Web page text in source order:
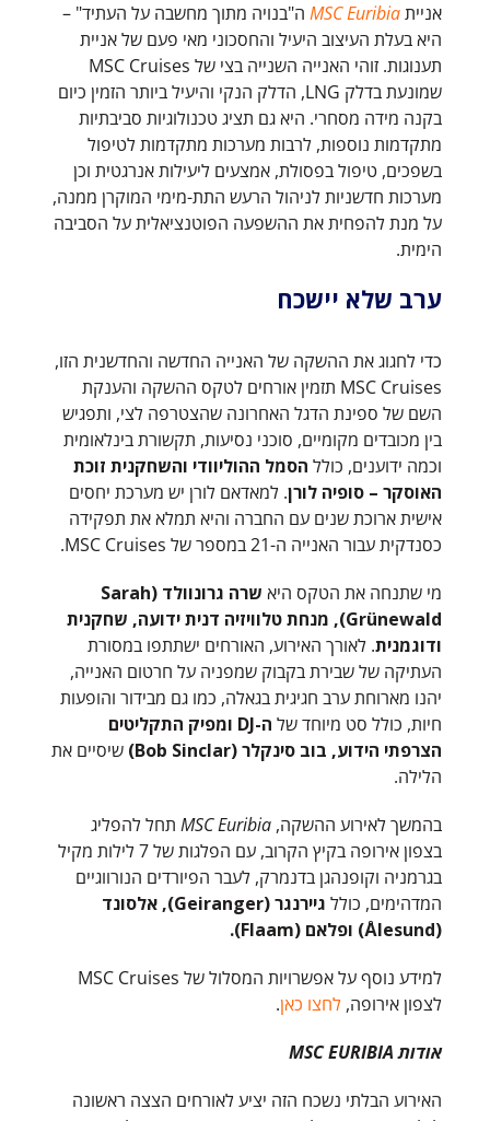
אנייתMSC Euribia ה"בנויה מתוך מחשבה על העתיד" –
היא בעלת העיצוב היעיל והחסכוני מאי פעם של אניית
תענוגות. זוהי האנייה השנייה בצי של MSC Cruises
שמונעת בדלק LNG, הדלק הנקי והיעיל ביותר הזמין כיום
בקנה מידה מסחרי. היא גם תציג טכנולוגיות סביבתיות
מתקדמות נוספות, לרבות מערכות מתקדמות לטיפול
בשפכים, טיפול בפסולת, אמצעים ליעילות אנרגטית וכן
מערכות חדשניות לניהול הרעש התת-מימי המוקרן ממנה,
על מנת להפחית את ההשפעה הפוטנציאלית על הסביבה
הימית.
ערב שלא יישכח
כדי לחגוג את ההשקה של האנייה החדשה והחדשנית הזו,
MSC Cruises תזמין אורחים לטקס ההשקה והענקת
השם של ספינת הדגל האחרונה שהצטרפה לצי, ותפגיש
בין מכובדים מקומיים, סוכני נסיעות, תקשורת בינלאומית
וכמה ידוענים, כולל הסמל ההוליוודי והשחקנית זוכת
האוסקר – סופיה לורן. למאדאם לורן יש מערכת יחסים
אישית ארוכת שנים עם החברה והיא תמלא את תפקידה
כסנדקית עבור האנייה ה-21 במספר של MSC Cruises.
מי שתנחה את הטקס היא
שרה גרונוולד (Sarah
Grünewald), מנחת טלוויזיה דנית ידועה, שחקנית
ודוגמנית. לאורך האירוע, האורחים ישתתפו במסורת
העתיקה של שבירת בקבוק שמפניה על חרטום האנייה,
יהנו מארוחת ערב חגיגית בגאלה, כמו גם מבידור והופעות
חיות, כולל סט מיוחד של
ה-DJ ומפיק התקליטים
הצרפתי הידוע, בוב סינקלר (Bob Sinclar)
שיסיים את
הלילה.
בהמשך לאירוע ההשקה,MSC Euribia תחל להפליג
בצפון אירופה בקיץ הקרוב, עם הפלגות של 7 לילות מקיל
בגרמניה וקופנהגן בדנמרק, לעבר הפיורדים הנורווגיים
המדהימים, כולל
גיירנגר (Geiranger), אלסונד
(Ålesund) ופלאם (Flaam).
למידע נוסף על אפשרויות המסלול של MSC Cruises
לצפון אירופה,לחצו כאן.
אודות MSC EURIBIA
האירוע הבלתי נשכח הזה יציע לאורחים הצצה ראשונה